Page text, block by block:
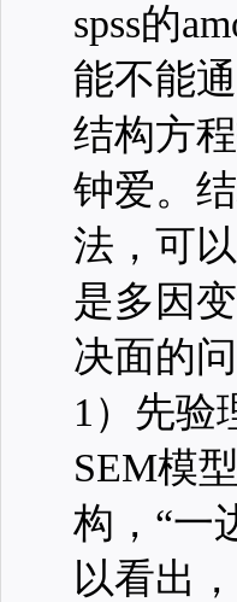
spss的
能不能
结构方
钟爱。
法，可
是多因
决面的
1） 先验
SEM模
构，“一
以看出